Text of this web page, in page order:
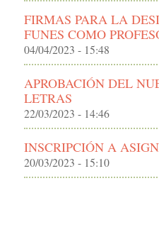
FIRMAS PARA LA
FUNES COMO
04/04/2023 - 15:48
APROBACIÓN DEL
LETRAS
22/03/2023 - 14:46
INSCRIPCIÓN A
20/03/2023 - 15:10